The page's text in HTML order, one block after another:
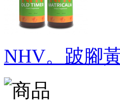
NHV。跛腳